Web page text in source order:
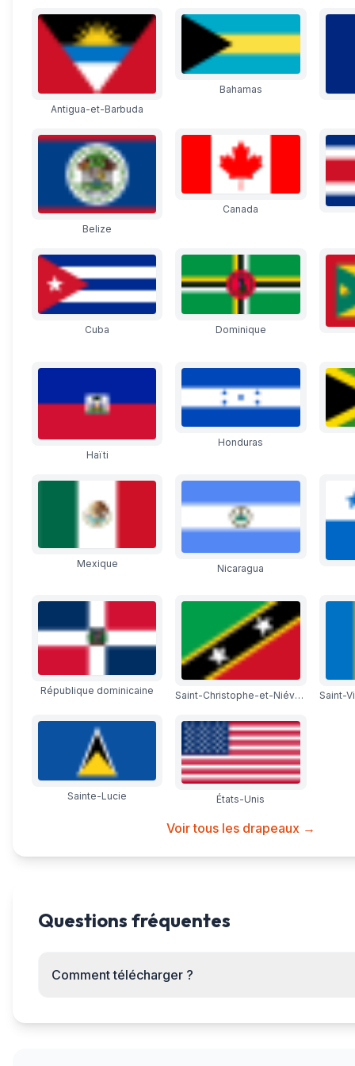
Antigua-et-Barbuda
Bahamas
Belize
Canada
Cuba Dominique
Haïti
Honduras
Mexique Nicaragua
République dominicaine Saint-Christophe-et-Niévès
Sainte-Lucie États-Unis
Voir tous les drapeaux →
Questions fréquentes
Comment télécharger ?